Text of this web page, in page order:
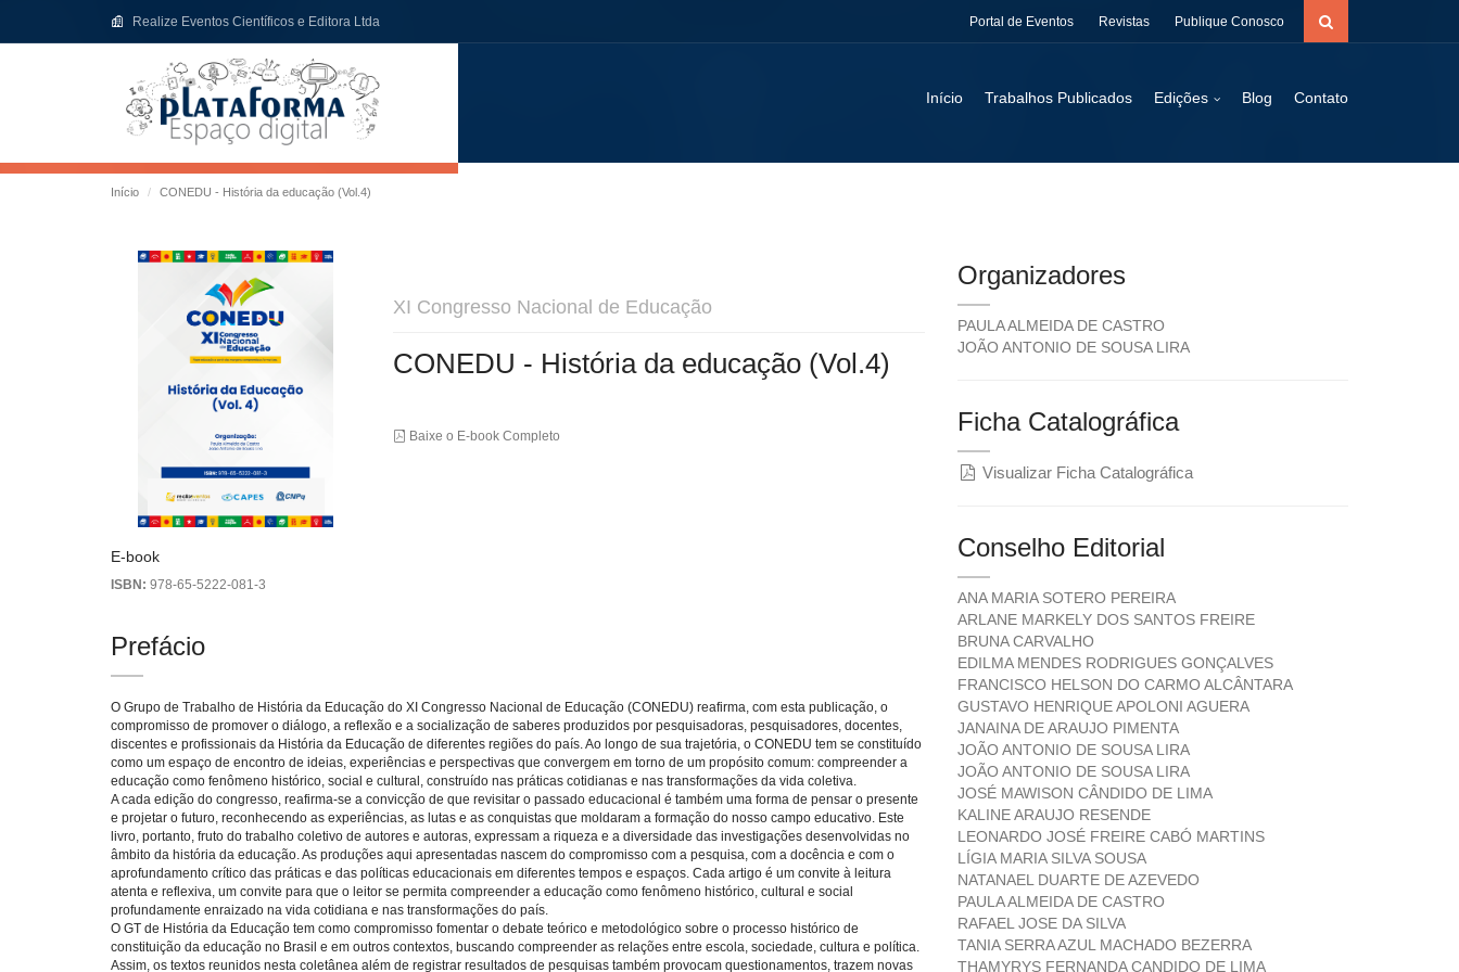
Realize Eventos Científicos e Editora Ltda Portal de Eventos Revistas Publique Conosco
Início Trabalhos Publicados Edições Blog Contato
Início CONEDU - História da educação (Vol.4)
E-book
ISBN: 978-65-5222-081-3
XI Congresso Nacional de Educação
CONEDU - História da educação (Vol.4)
Baixe o E-book Completo
Prefácio
O Grupo de Trabalho de História da Educação do XI Congresso Nacional de Educação (CONEDU) reafirma, com esta publicação, o
compromisso de promover o diálogo, a reflexão e a socialização de saberes produzidos por pesquisadoras, pesquisadores, docentes,
discentes e profissionais da História da Educação de diferentes regiões do país. Ao longo de sua trajetória, o CONEDU tem se constituído
como um espaço de encontro de ideias, experiências e perspectivas que convergem em torno de um propósito comum: compreender a
educação como fenômeno histórico, social e cultural, construído nas práticas cotidianas e nas transformações da vida coletiva.
A cada edição do congresso, reafirma-se a convicção de que revisitar o passado educacional é também uma forma de pensar o presente
e projetar o futuro, reconhecendo as experiências, as lutas e as conquistas que moldaram a formação do nosso campo educativo. Este
livro, portanto, fruto do trabalho coletivo de autores e autoras, expressam a riqueza e a diversidade das investigações desenvolvidas no
âmbito da história da educação. As produções aqui apresentadas nascem do compromisso com a pesquisa, com a docência e com o
aprofundamento crítico das práticas e das políticas educacionais em diferentes tempos e espaços. Cada artigo é um convite à leitura
atenta e reflexiva, um convite para que o leitor se permita compreender a educação como fenômeno histórico, cultural e social
profundamente enraizado na vida cotidiana e nas transformações do país.
O GT de História da Educação tem como compromisso fomentar o debate teórico e metodológico sobre o processo histórico de
constituição da educação no Brasil e em outros contextos, buscando compreender as relações entre escola, sociedade, cultura e política.
Assim, os textos reunidos nesta coletânea além de registrar resultados de pesquisas também provocam questionamentos, trazem novas
Organizadores
PAULA ALMEIDA DE CASTRO
JOÃO ANTONIO DE SOUSA LIRA
Ficha Catalográfica
Visualizar Ficha Catalográfica
Conselho Editorial
ANA MARIA SOTERO PEREIRA
ARLANE MARKELY DOS SANTOS FREIRE
BRUNA CARVALHO
EDILMA MENDES RODRIGUES GONÇALVES
FRANCISCO HELSON DO CARMO ALCÂNTARA
GUSTAVO HENRIQUE APOLONI AGUERA
JANAINA DE ARAUJO PIMENTA
JOÃO ANTONIO DE SOUSA LIRA
JOÃO ANTONIO DE SOUSA LIRA
JOSÉ MAWISON CÂNDIDO DE LIMA
KALINE ARAUJO RESENDE
LEONARDO JOSÉ FREIRE CABÓ MARTINS
LÍGIA MARIA SILVA SOUSA
NATANAEL DUARTE DE AZEVEDO
PAULA ALMEIDA DE CASTRO
RAFAEL JOSE DA SILVA
TANIA SERRA AZUL MACHADO BEZERRA
THAMYRYS FERNANDA CANDIDO DE LIMA